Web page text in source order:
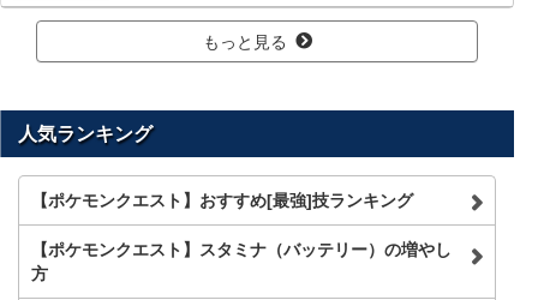
もっと見る
人気ランキング
【ポケモンクエスト】おすすめ[最強]技ランキング
【ポケモンクエスト】スタミナ（バッテリー）の増やし
方